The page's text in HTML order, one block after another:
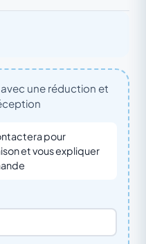
une réduction et
pour
et vous expliquer